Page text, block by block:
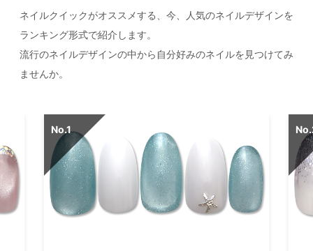
ネイルクイックがオススメする、今、人気のネイルデザインを
ランキング形式で紹介します。
流行のネイルデザインの中から自分好みのネイルを見つけてみ
ませんか。